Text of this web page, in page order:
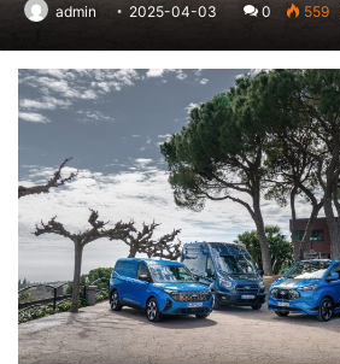
admin 2025-04-03 0 559